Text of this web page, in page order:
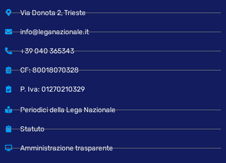
Via Donota 2, Trieste
info@leganazionale.it
+39 040 365343
CF: 80018070328
P. Iva: 01270210329
Periodici della Lega Nazionale
Statuto
Amministrazione trasparente